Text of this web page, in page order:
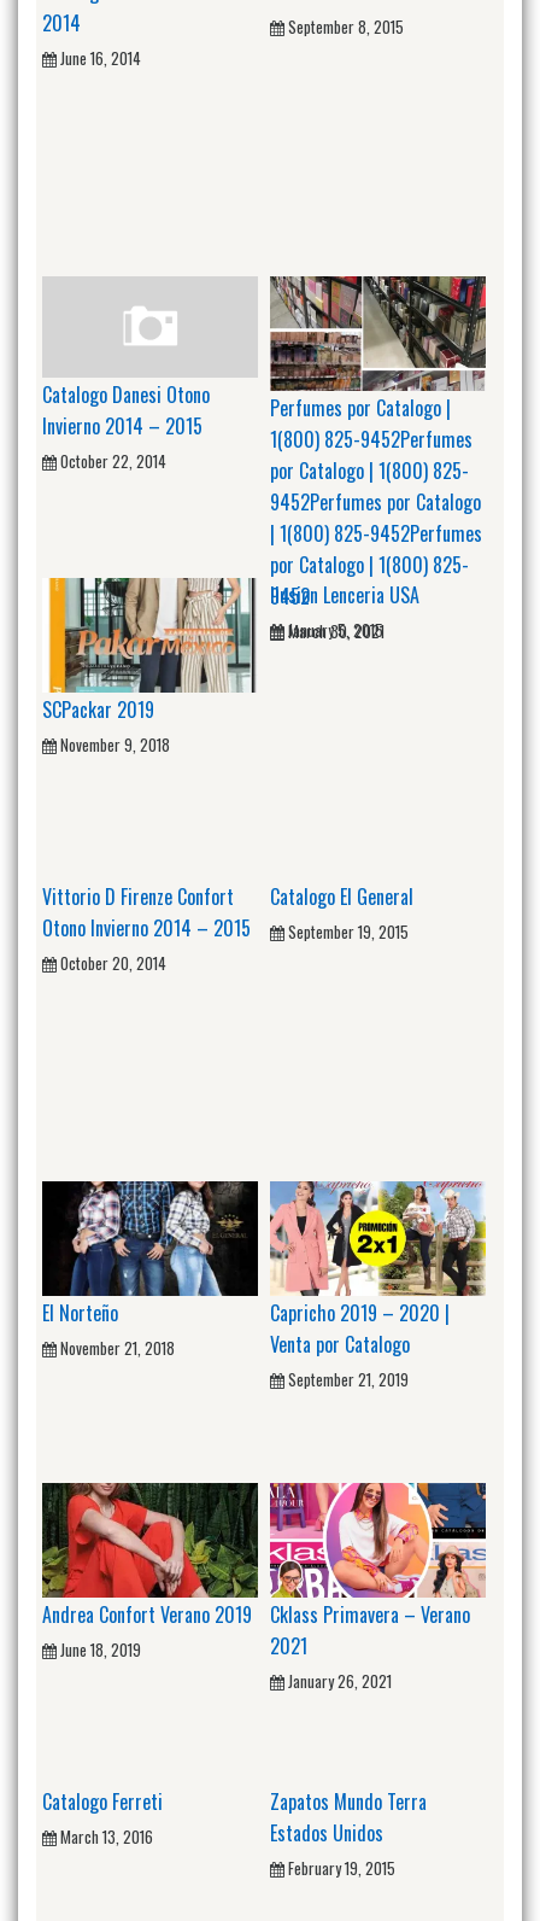
2014
June 16, 2014
September 8, 2015
Catalogo Danesi Otono
Invierno 2014 – 2015
October 22, 2014
Perfumes por Catalogo |
1(800) 825-9452Perfumes
por Catalogo | 1(800) 825-
9452Perfumes por Catalogo
| 1(800) 825-9452Perfumes
por Catalogo | 1(800) 825-
9452
March 30, 2021
SCPackar 2019
November 9, 2018
Ilusion Lenceria USA
January 5, 2015
Vittorio D Firenze Confort
Otono Invierno 2014 – 2015
October 20, 2014
Catalogo El General
September 19, 2015
El Norteño
November 21, 2018
Capricho 2019 – 2020 |
Venta por Catalogo
September 21, 2019
Andrea Confort Verano 2019
June 18, 2019
Cklass Primavera – Verano
2021
January 26, 2021
Catalogo Ferreti
March 13, 2016
Zapatos Mundo Terra
Estados Unidos
February 19, 2015